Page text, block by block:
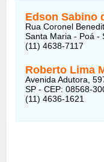
Edson Sabino
Rua Coronel
Santa Maria - Poá -
(11) 4638-7117
Roberto Lima
Avenida Adutora,
SP - CEP: 08568-
(11) 4636-1621